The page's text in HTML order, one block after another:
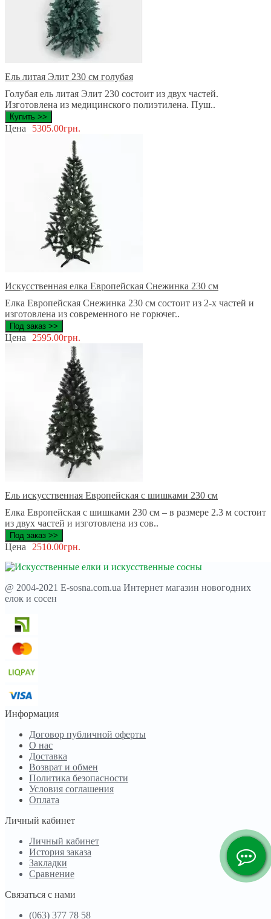
Ель литая Элит 230 см голубая
Голубая ель литая Элит 230 состоит из двух частей.
Изготовлена из медицинского полиэтилена. Пуш..
Купить >>
Цена 5305.00грн.
Искусственная елка Европейская Снежинка 230 см
Елка Европейская Снежинка 230 см состоит из 2-х частей и
изготовлена из современного не горючег..
Под заказ >>
Цена 2595.00грн.
Ель искусственная Европейская с шишками 230 см
Елка Европейская с шишками 230 см – в размере 2.3 м состоит
из двух частей и изготовлена из сов..
Под заказ >>
Цена 2510.00грн.
@ 2004-2021 E-sosna.com.ua Интернет магазин новогодних
елок и сосен
Информация
Договор публичной оферты
О нас
Доставка
Возврат и обмен
Политика безопасности
Условия соглашения
Оплата
Личный кабинет
Личный кабинет
История заказа
Закладки
Сравнение
Связаться с нами
(063) 377 78 58